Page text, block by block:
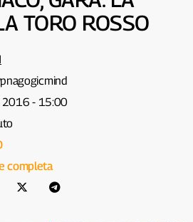
TORO ROSSO
2016 - 15:00
completa